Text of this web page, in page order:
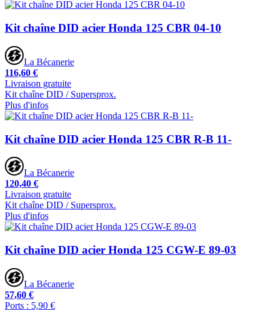
Kit chaîne DID acier Honda 125 CBR 04-10
La Bécanerie
116,60 €
Livraison gratuite
Kit chaîne DID / Supersprox.
Plus d'infos
Kit chaîne DID acier Honda 125 CBR R-B 11-
La Bécanerie
120,40 €
Livraison gratuite
Kit chaîne DID / Supersprox.
Plus d'infos
Kit chaîne DID acier Honda 125 CGW-E 89-03
La Bécanerie
57,60 €
Ports : 5,90 €